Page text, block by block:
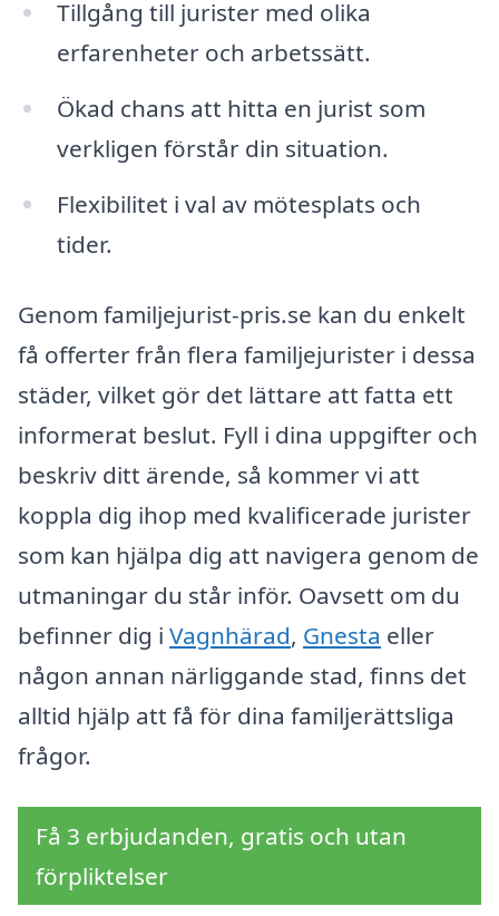
Tillgång till jurister med olika
erfarenheter och arbetssätt.
Ökad chans att hitta en jurist som
verkligen förstår din situation.
Flexibilitet i val av mötesplats och
tider.
Genom familjejurist-pris.se kan du enkelt
få offerter från flera familjejurister i dessa
städer, vilket gör det lättare att fatta ett
informerat beslut. Fyll i dina uppgifter och
beskriv ditt ärende, så kommer vi att
koppla dig ihop med kvalificerade jurister
som kan hjälpa dig att navigera genom de
utmaningar du står inför. Oavsett om du
befinner dig i Vagnhärad, Gnesta eller
någon annan närliggande stad, finns det
alltid hjälp att få för dina familjerättsliga
frågor.
Få 3 erbjudanden, gratis och utan
förpliktelser